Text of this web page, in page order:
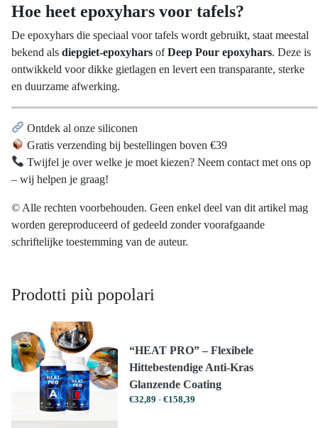
Hoe heet epoxyhars voor tafels?
De epoxyhars die speciaal voor tafels wordt gebruikt, staat meestal
bekend als diepgiet-epoxyhars ofDeep Pour epoxyhars. Deze is
ontwikkeld voor dikke gietlagen en levert een transparante, sterke
en duurzame afwerking.
Ontdek al onze siliconen
Gratis verzending bij bestellingen boven €39
Twijfel je over welke je moet kiezen? Neem contact met ons op
– wij helpen je graag!
© Alle rechten voorbehouden. Geen enkel deel van dit artikel mag
worden gereproduceerd of gedeeld zonder voorafgaande
schriftelijke toestemming van de auteur.
Prodotti più popolari
“HEAT PRO” – Flexibele
Hittebestendige Anti-Kras
Glanzende Coating
€32,89 - €158,39